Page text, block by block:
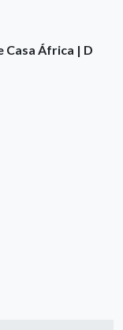
Casa África | D